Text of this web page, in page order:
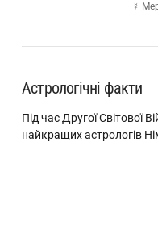
☿
Астрологічні факти
Під час Другої Світової
найкращих астрологів